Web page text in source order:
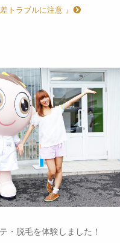
トラブルに注意 』
・脱毛を体験しました！